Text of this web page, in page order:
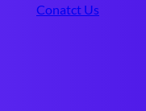
Conatct Us